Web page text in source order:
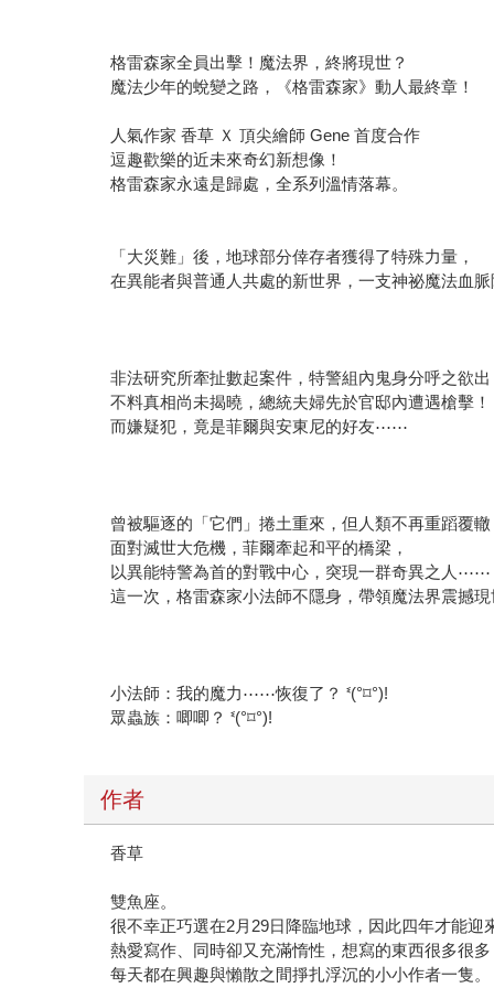
格雷森家全員出擊！魔法界，終將現世？
魔法少年的蛻變之路，《格雷森家》動人最終章！
人氣作家 香草 Ｘ 頂尖繪師 Gene 首度合作
逗趣歡樂的近未來奇幻新想像！
格雷森家永遠是歸處，全系列溫情落幕。
「大災難」後，地球部分倖存者獲得了特殊力量，
在異能者與普通人共處的新世界，一支神祕魔法血
非法研究所牽扯數起案件，特警組內鬼身分呼之欲出
不料真相尚未揭曉，總統夫婦先於官邸內遭遇槍擊！
而嫌疑犯，竟是菲爾與安東尼的好友⋯⋯
曾被驅逐的「它們」捲土重來，但人類不再重蹈覆轍
面對滅世大危機，菲爾牽起和平的橋梁，
以異能特警為首的對戰中心，突現一群奇異之人⋯⋯
這一次，格雷森家小法師不隱身，帶領魔法界震撼現
小法師：我的魔力⋯⋯恢復了？ ᓫ(°⌑°)ǃ
眾蟲族：唧唧？ ᓫ(°⌑°)ǃ
作者
香草
雙魚座。
很不幸正巧選在2月29日降臨地球，因此四年才能迎
熱愛寫作、同時卻又充滿惰性，想寫的東西很多很多
每天都在興趣與懶散之間掙扎浮沉的小小作者一隻。